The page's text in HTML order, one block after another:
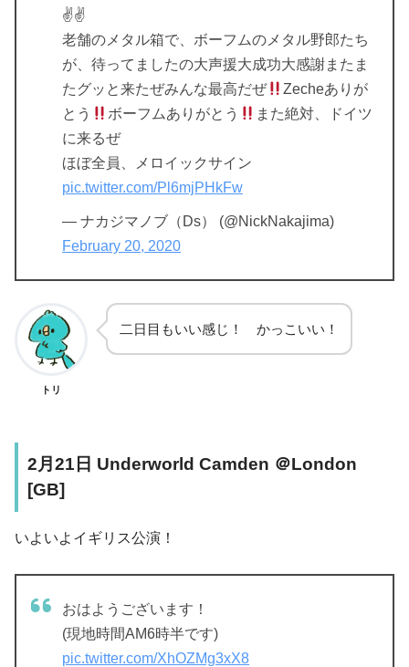
✌️✌️
老舗のメタル箱で、ボーフムのメタル野郎たち
が、待ってましたの大声援大成功大感謝またま
たグッと来たぜみんな最高だぜ
Zecheありが
とう
ボーフムありがとう
また絶対、ドイツ
に来るぜ
ほぼ全員、メロイックサイン
pic.twitter.com/Pl6mjPHkFw
— ナカジマノブ（Ds） (@NickNakajima)
February 20, 2020
トリ
二日目もいい感じ！ かっこいい！
2月21日 Underworld Camden ＠London
[GB]
いよいよイギリス公演！
おはようございます！
(現地時間AM6時半です)
pic.twitter.com/XhOZMg3xX8